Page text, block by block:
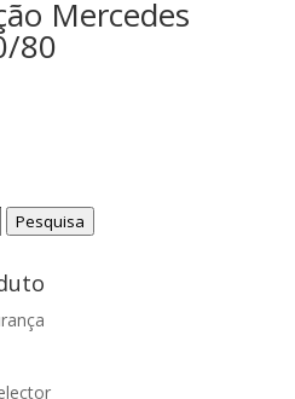
Mercedes
80
Pesquisa